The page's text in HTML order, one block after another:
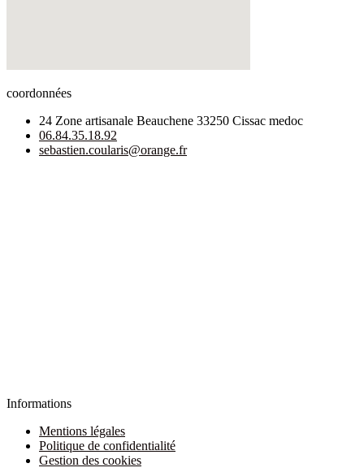
coordonnées
24 Zone artisanale Beauchene 33250 Cissac medoc
06.84.35.18.92
sebastien.coularis@orange.fr
Informations
Mentions légales
Politique de confidentialité
Gestion des cookies